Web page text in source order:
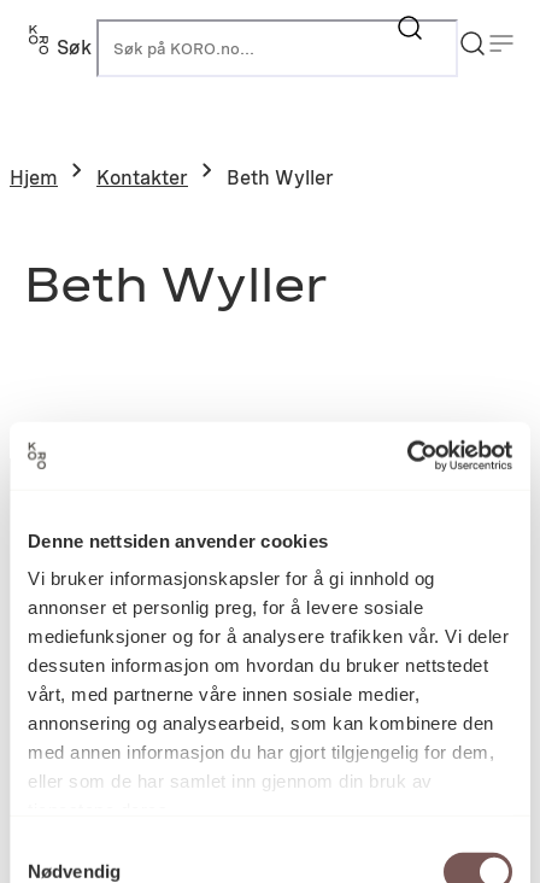
Denne nettsiden anvender cookies
Vi bruker informasjonskapsler for å gi innhold og
annonser et personlig preg, for å levere sosiale
mediefunksjoner og for å analysere trafikken vår. Vi deler
dessuten informasjon om hvordan du bruker nettstedet
vårt, med partnerne våre innen sosiale medier,
annonsering og analysearbeid, som kan kombinere den
med annen informasjon du har gjort tilgjengelig for dem,
eller som de har samlet inn gjennom din bruk av
Nødvendig
Søk
Hjem Kontakter Beth Wyller
Beth Wyller
Postadresse
Postboks 6994
St. Olavs plass
0130 Oslo
post@koro.no